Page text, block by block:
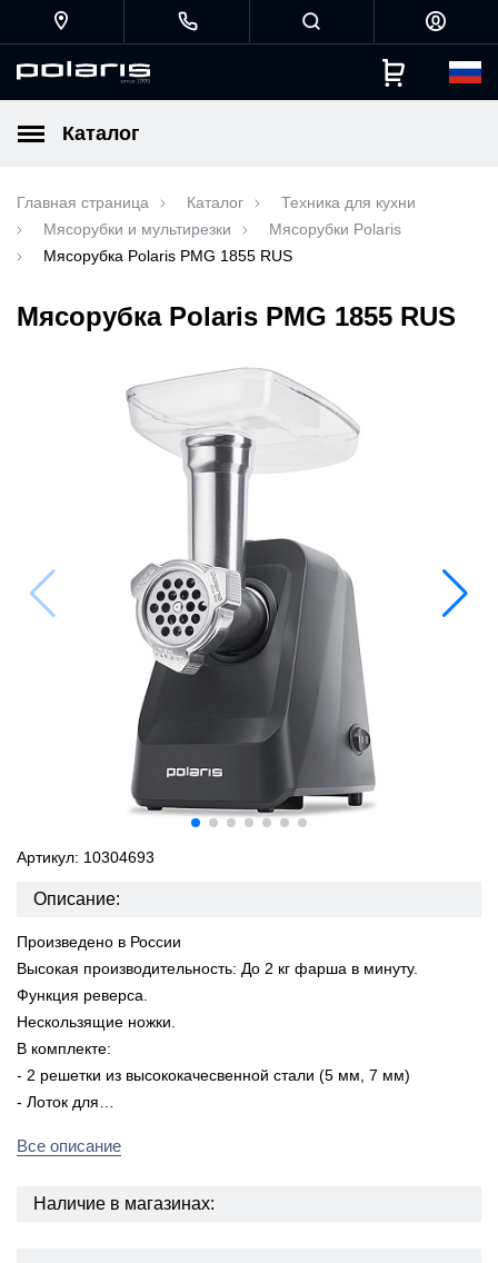
Каталог
Главная страница Каталог
Техника для кухни
Мясорубки и мультирезки
Мясорубки Polaris
Мясорубка Polaris PMG 1855 RUS
Мясорубка Polaris PMG 1855 RUS
Артикул: 10304693
Описание:
Произведено в России
Высокая производительность: До 2 кг фарша в минуту.
Функция реверса.
Нескользящие ножки.
В комплекте:
- 2 решетки из высококачесвенной стали (5 мм, 7 мм)
- Лоток для…
Все описание
Наличие в магазинах: